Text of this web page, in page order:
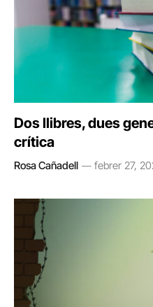
Dos llibres, dues
crítica
Rosa Cañadell febrer 27,